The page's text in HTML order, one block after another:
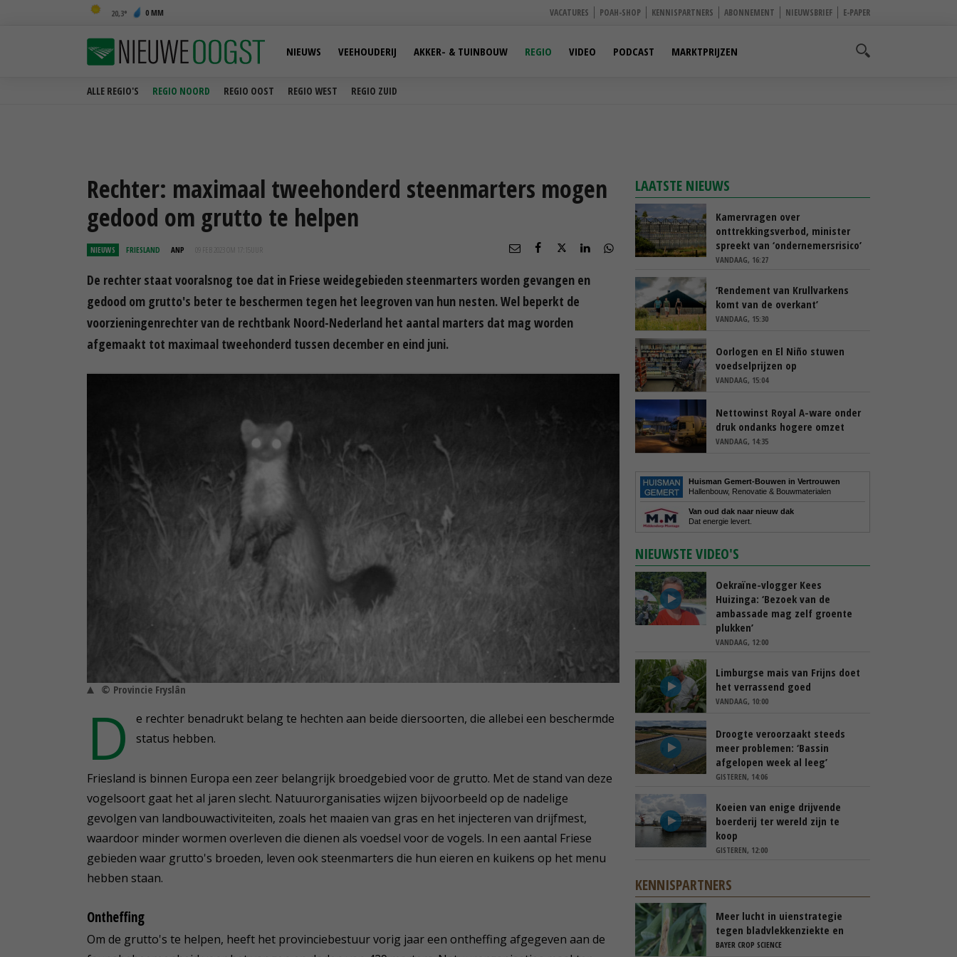
20,3 0 MM VACATURES POAH-SHOP KENNISPARTNERS ABONNEMENT NIEUWSBRIEF E-PAPER
ALLE REGIO'S REGIO NOORD REGIO OOST REGIO WEST REGIO ZUID
NIEUWS VEEHOUDERIJ AKKER- & TUINBOUW REGIO VIDEO PODCAST MARKTPRIJZEN
Rechter: maximaal tweehonderd steenmarters mogen
gedood om grutto te helpen
NIEUWS FRIESLAND ANP 09 FEB 2023 OM 17:15
De rechter staat vooralsnog toe dat in Friese weidegebieden steenmarters worden gevangen en
gedood om grutto's beter te beschermen tegen het leegroven van hun nesten. Wel beperkt de
voorzieningenrechter van de rechtbank Noord-Nederland het aantal marters dat mag worden
afgemaakt tot maximaal tweehonderd tussen december en eind juni.
© Provincie Fryslân
D
e rechter benadrukt belang te hechten aan beide diersoorten, die allebei een beschermde
status hebben.
Friesland is binnen Europa een zeer belangrijk broedgebied voor de grutto. Met de stand van deze
vogelsoort gaat het al jaren slecht. Natuurorganisaties wijzen bijvoorbeeld op de nadelige
gevolgen van landbouwactiviteiten, zoals het maaien van gras en het injecteren van drijfmest,
waardoor minder wormen overleven die dienen als voedsel voor de vogels. In een aantal Friese
gebieden waar grutto's broeden, leven ook steenmarters die hun eieren en kuikens op het menu
hebben staan.
Ontheffing
Om de grutto's te helpen, heeft het provinciebestuur vorig jaar een ontheffing afgegeven aan de
LAATSTE NIEUWS
Kamervragen over
onttrekkingsverbod, minister
spreekt van ‘ondernemersrisico’
VANDAAG, 16:27
‘Rendement van Krullvarkens
komt van de overkant’
VANDAAG, 15:30
Oorlogen en El Niño stuwen
voedselprijzen op
VANDAAG, 15:04
Nettowinst Royal A-ware onder
druk ondanks hogere omzet
VANDAAG, 14:35
Huisman Gemert-Bouwen in Vertrouwen
Hallenbouw, Renovatie & Bouwmaterialen
Van oud dak naar nieuw dak
Dat energie levert.
NIEUWSTE VIDEO'S
Oekraïne-vlogger Kees
Huizinga: ‘Bezoek van de
ambassade mag zelf groente
plukken’
VANDAAG, 12:00
Limburgse mais van Frijns doet
het verrassend goed
VANDAAG, 10:00
Droogte veroorzaakt steeds
meer problemen: ‘Bassin
afgelopen week al leeg’
GISTEREN, 14:06
Koeien van enige drijvende
boerderij ter wereld zijn te
koop
GISTEREN, 12:00
KENNISPARTNERS
Meer lucht in uienstrategie
tegen bladvlekkenziekte en
stemphylium
BAYER CROP SCIENCE